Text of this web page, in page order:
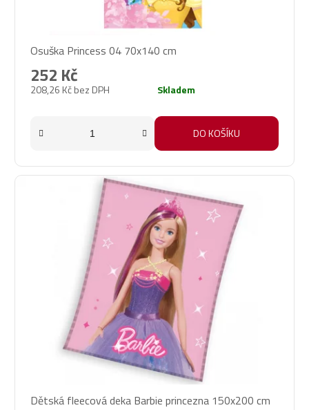
Osuška Princess 04 70x140 cm
208,26 Kč bez DPH
252 Kč
Skladem
DO KOŠÍKU
Dětská fleecová deka Barbie princezna 150x200 cm